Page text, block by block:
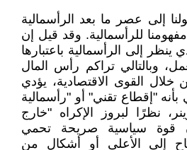
إلى عصر ما بعد الرأسمالية
للرأسمالية. وقد قيل إن
إلى الرأسمالية باعتبارها
وبالتالي تراكم رأس المال
القوى الاقتصادية، يؤدي
بأنه "إقطاع تقني" أو "رأسمالية
نظرًا لبروز الإكراه "خارج
قوة سياسية صريحة تحمي
إلى الأعلى أو أشكال من